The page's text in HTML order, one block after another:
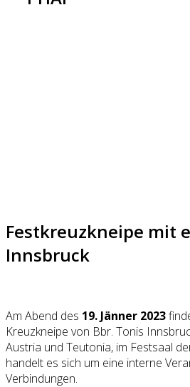
Festkreuzkneipe mit
Innsbruck
Am Abend des 19. Jänner 2023
Kreuzkneipe von Bbr. Tonis
Austria und Teutonia, im Festsaal
handelt es sich um eine interne
Verbindungen.